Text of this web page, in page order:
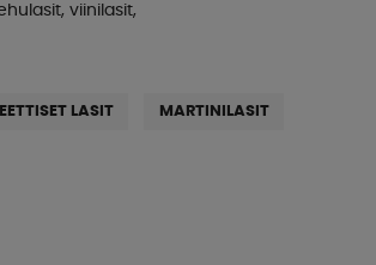
viinilasit,
LASIT MARTINILASIT